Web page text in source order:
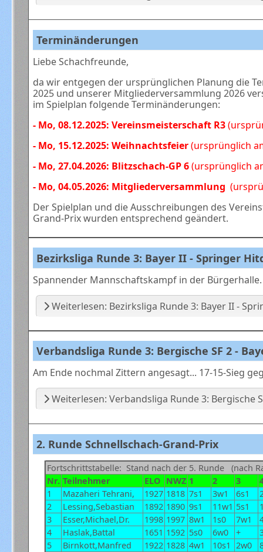
Terminänderungen
Liebe Schachfreunde,
da wir entgegen der ursprünglichen Planung die
2025 und unserer Mitgliederversammlung 2026
im Spielplan folgende Terminänderungen:
- Mo, 08.12.2025: Vereinsmeisterschaft R3
- Mo, 15.12.2025: Weihnachtsfeier(ursprünglich
- Mo, 27.04.2026: Blitzschach-GP 6(ursprünglich
- Mo, 04.05.2026: Mitgliederversammlung
Der Spielplan und die Ausschreibungen des
Grand-Prix wurden entsprechend geändert.
Bezirksliga Runde 3: Bayer II - Springer
Spannender Mannschaftskampf in der Bürgerhalle.
Weiterlesen: Bezirksliga Runde 3: Bayer II -
Verbandsliga Runde 3: Bergische SF 2 -
Am Ende nochmal Zittern angesagt... 17-15-Sieg
Weiterlesen: Verbandsliga Runde 3: Bergische
2. Runde Schnellschach-Grand-Prix
Fortschrittstabelle: Stand nach der 5. Runde (nach
Nr. Teilnehmer ELO NWZ 1 2 3
1
Mazaheri Tehrani, 1927 1818 7s1 3w1 6s1
2
Lessing,Sebastian 1892 1890 9s1 11w1 5s1
3
Esser,Michael,Dr. 1998 1997 8w1 1s0 7w1
4
Haslak,Battal 1651 1592 5s0 6w0 +
5
Birnkott,Manfred 1922 1828 4w1 10s1 2w0